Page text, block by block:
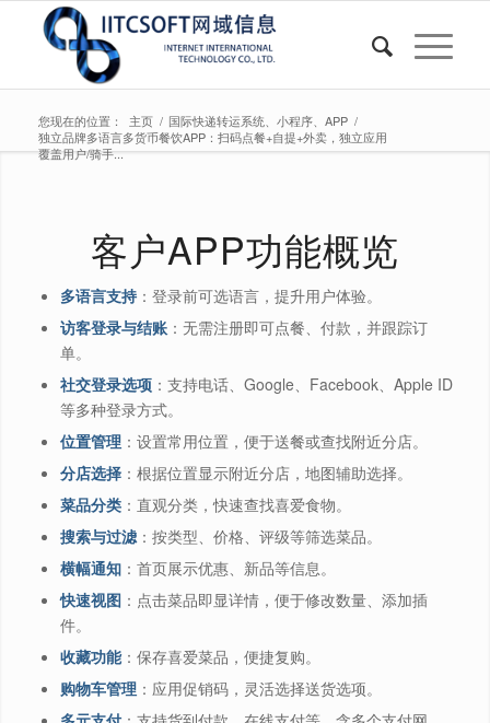
您现在的位置： 主页 / 国际快递转运系统、小程序、APP /
独立品牌多语言多货币餐饮APP：扫码点餐+自提+外卖，独立应用
覆盖用户/骑手...
客户APP功能概览
多语言支持：登录前可选语言，提升用户体验。
访客登录与结账：无需注册即可点餐、付款，并跟踪订
单。
社交登录选项：支持电话、Google、Facebook、Apple ID
等多种登录方式。
位置管理：设置常用位置，便于送餐或查找附近分店。
分店选择：根据位置显示附近分店，地图辅助选择。
菜品分类：直观分类，快速查找喜爱食物。
搜索与过滤：按类型、价格、评级等筛选菜品。
横幅通知：首页展示优惠、新品等信息。
快速视图：点击菜品即显详情，便于修改数量、添加插
件。
收藏功能：保存喜爱菜品，便捷复购。
购物车管理：应用促销码，灵活选择送货选项。